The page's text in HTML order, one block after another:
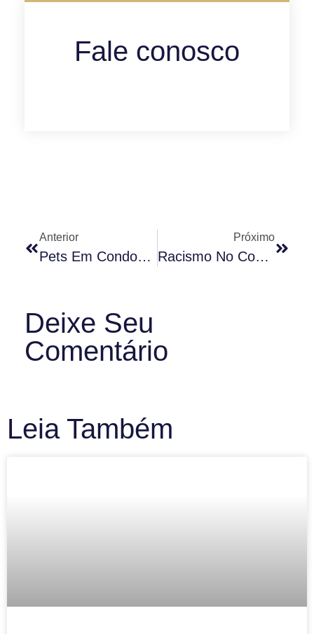
Fale conosco
Anterior
Pets Em Condomínio: Saiba O Que É Permitido E Proibido Nas Áreas Comuns
Próximo
Racismo No Condomínio
Deixe Seu
Comentário
Leia Também